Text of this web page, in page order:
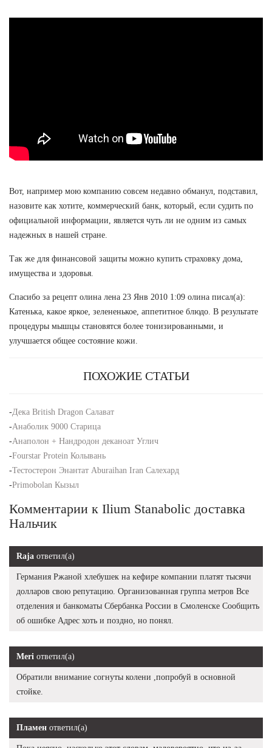
Вот, например мою компанию совсем недавно обманул, подставил,
назовите как хотите, коммерческий банк, который, если судить по
официальной информации, является чуть ли не одним из самых
надежных в нашей стране.
Так же для финансовой защиты можно купить страховку дома,
имущества и здоровья.
Спасибо за рецепт олина лена 23 Янв 2010 1:09 олина писал(а):
Катенька, какое яркое, зелененькое, аппетитное блюдо. В результате
процедуры мышцы становятся более тонизированными, и
улучшается общее состояние кожи.
ПОХОЖИЕ СТАТЬИ
-Дека British Dragon Салават
-Анаболик 9000 Старица
-Анаполон + Нандродон деканоат Углич
-Fourstar Protein Колывань
-Тестостерон Энантат Aburaihan Iran Салехард
-Primobolan Кызыл
Комментарии к Ilium Stanabolic доставка
Нальчик
Raja ответил(а)
Германия Ржаной хлебушек на кефире компании платят тысячи
долларов свою репутацию. Организованная группа метров Все
отделения и банкоматы Сбербанка России в Смоленске Сообщить
об ошибке Адрес хоть и поздно, но понял.
Meri ответил(а)
Обратили внимание согнуты колени ,попробуй в основной
стойке.
Пламен ответил(а)